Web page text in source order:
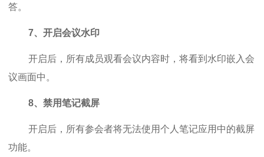
答。
7、开启会议水印
开启后，所有成员观看会议内容时，将看到水印嵌入会
议画面中。
8、禁用笔记截屏
开启后，所有参会者将无法使用个人笔记应用中的截屏
功能。